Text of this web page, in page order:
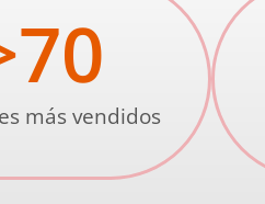
más vendidos
70